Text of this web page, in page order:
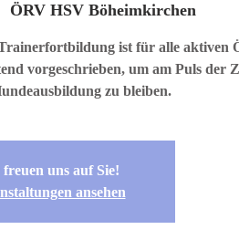
ÖRV HSV Böheimkirchen
ist für alle aktiven
vorgeschrieben, um am Puls der
zu bleiben.
uns auf Sie!
ansehen